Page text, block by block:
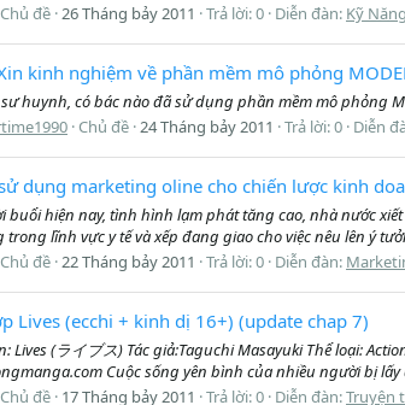
Chủ đề 26 Tháng bảy 2011 Trả lời: 0 Diễn đàn: Kỹ
kinh nghiệm về phần mềm mô phỏng
sư huynh, có bác nào đã sử dụng phần mềm mô phỏng
Chủ đề 24 Tháng bảy 2011 Trả lời: 0 Diễn
dụng marketing oline cho chiến lược kinh
buổi hiện nay, tình hình lạm phát tăng cao, nhà nước
trong lĩnh vực y tế và xếp đang giao cho việc nêu lên ý
Chủ đề 22 Tháng bảy 2011 Trả lời: 0 Diễn đàn:
Lives (ecchi + kinh dị 16+) (update chap 7)
Lives (ライブス) Tác giả:Taguchi Masayuki Thể loại:
Cuộc sống yên bình của nhiều người bị
Chủ đề 17 Tháng bảy 2011 Trả lời: 0 Diễn đàn:Truyện